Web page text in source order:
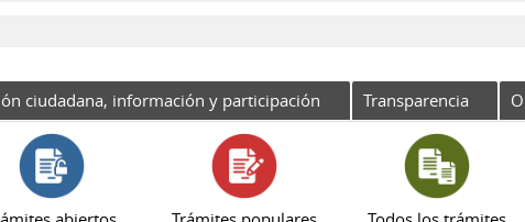
ciudadana, información y participación Transparencia